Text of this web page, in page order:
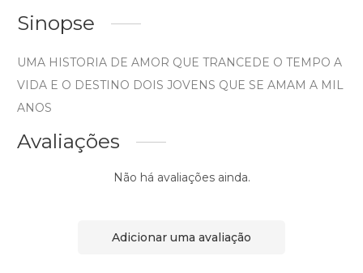
Sinopse
UMA HISTORIA DE AMOR QUE TRANCEDE O TEMPO A
VIDA E O DESTINO DOIS JOVENS QUE SE AMAM A MIL
ANOS
Avaliações
Não há avaliações ainda.
Adicionar uma avaliação